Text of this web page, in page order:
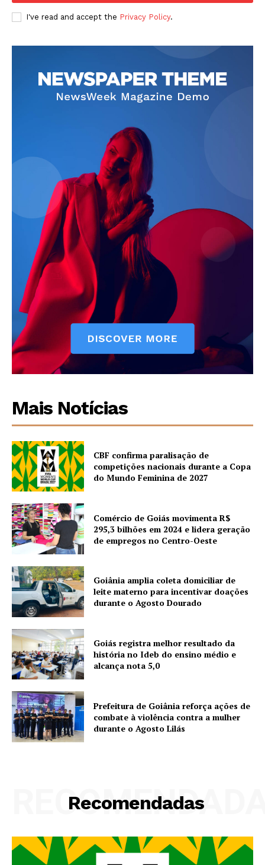
I've read and accept the Privacy Policy.
Mais Notícias
CBF confirma paralisação de
competições nacionais durante a Copa
do Mundo Feminina de 2027
Comércio de Goiás movimenta R$
295,3 bilhões em 2024 e lidera geração
de empregos no Centro-Oeste
Goiânia amplia coleta domiciliar de
leite materno para incentivar doações
durante o Agosto Dourado
Goiás registra melhor resultado da
história no Ideb do ensino médio e
alcança nota 5,0
Prefeitura de Goiânia reforça ações de
combate à violência contra a mulher
durante o Agosto Lilás
Recomendadas